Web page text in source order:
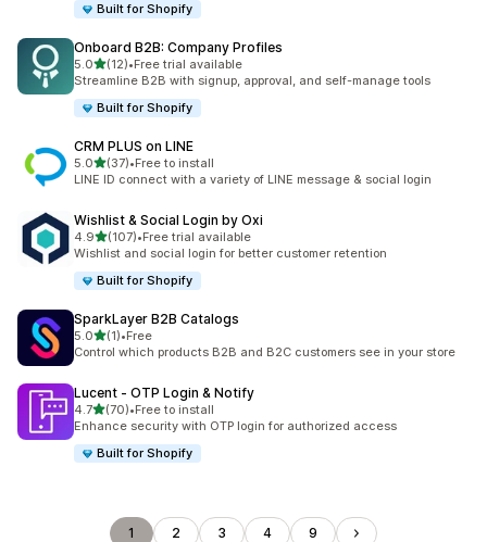
Built for Shopify
Onboard B2B: Company Profiles
5.0เต็ม 5 ดาว
(12)
ทั้งหมด 12 รีวิว
•Free trial available
Streamline B2B with signup, approval, and self-manage tools
Built for Shopify
CRM PLUS on LINE
5.0เต็ม 5 ดาว
(37)
ทั้งหมด 37 รีวิว
•Free to install
LINE ID connect with a variety of LINE message & social login
Wishlist & Social Login by Oxi
4.9เต็ม 5 ดาว
(107)
ทั้งหมด 107 รีวิว
•Free trial available
Wishlist and social login for better customer retention
Built for Shopify
SparkLayer B2B Catalogs
5.0เต็ม 5 ดาว
(1)
ทั้งหมด 1 รีวิว
•Free
Control which products B2B and B2C customers see in your store
Lucent ‑ OTP Login & Notify
4.7เต็ม 5 ดาว
(70)
ทั้งหมด 70 รีวิว
•Free to install
Enhance security with OTP login for authorized access
Built for Shopify
1 2 3 4 9